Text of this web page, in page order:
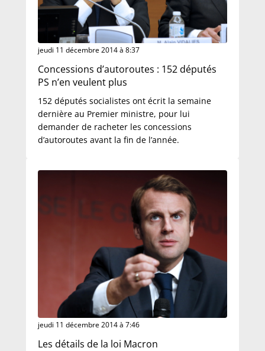
jeudi 11 décembre 2014 à 8:37
Concessions d’autoroutes : 152 députés
PS n’en veulent plus
152 députés socialistes ont écrit la semaine
dernière au Premier ministre, pour lui
demander de racheter les concessions
d’autoroutes avant la fin de l’année.
jeudi 11 décembre 2014 à 7:46
Les détails de la loi Macron